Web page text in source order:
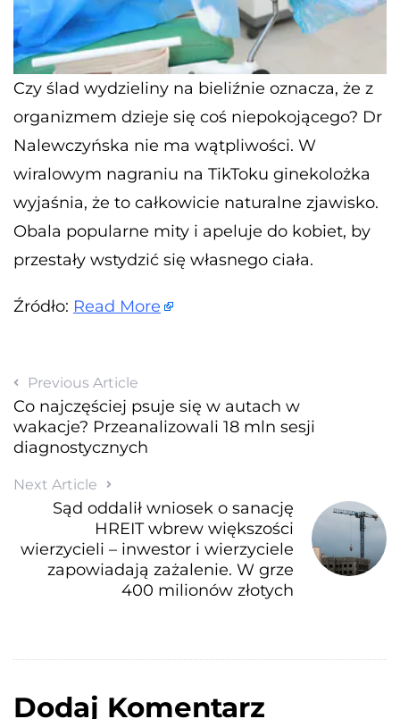
Czy ślad wydzieliny na bieliźnie oznacza, że z
organizmem dzieje się coś niepokojącego? Dr
Nalewczyńska nie ma wątpliwości. W
wiralowym nagraniu na TikToku ginekolożka
wyjaśnia, że to całkowicie naturalne zjawisko.
Obala popularne mity i apeluje do kobiet, by
przestały wstydzić się własnego ciała.
Źródło: Read More
Previous Article
Co najczęściej psuje się w autach w
wakacje? Przeanalizowali 18 mln sesji
diagnostycznych
Next Article
Sąd oddalił wniosek o sanację
HREIT wbrew większości
wierzycieli – inwestor i wierzyciele
zapowiadają zażalenie. W grze
400 milionów złotych
Dodaj Komentarz